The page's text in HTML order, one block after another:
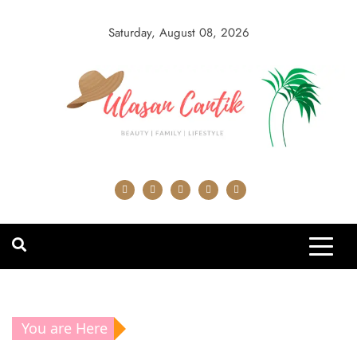
Saturday, August 08, 2026
You are Here